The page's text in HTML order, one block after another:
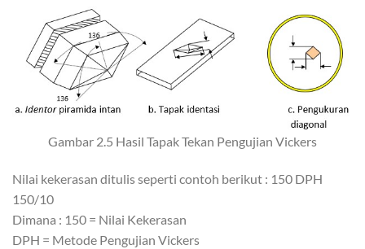
Gambar 2.5 Hasil Tapak Tekan Pengujian Vickers
Nilai kekerasan ditulis seperti contoh berikut : 150 DPH
150/10
Dimana : 150 = Nilai Kekerasan
DPH = Metode Pengujian Vickers